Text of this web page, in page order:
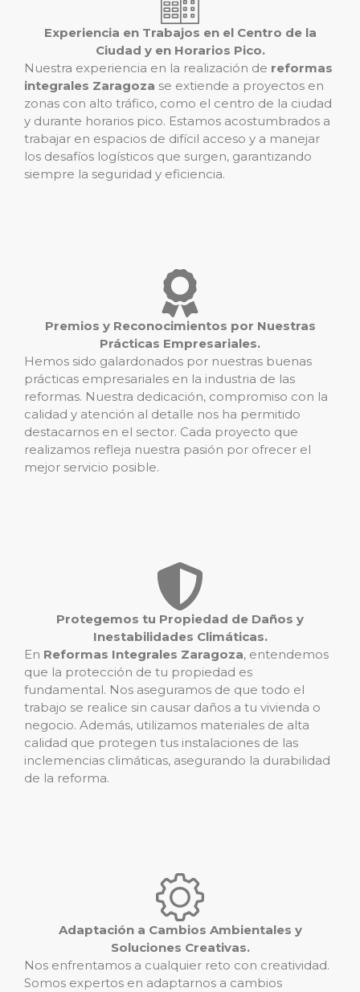
Experiencia en Trabajos en el Centro de la
Ciudad y en Horarios Pico.
Nuestra experiencia en la realización de reformas
integrales Zaragoza se extiende a proyectos en
zonas con alto tráfico, como el centro de la ciudad
y durante horarios pico. Estamos acostumbrados a
trabajar en espacios de difícil acceso y a manejar
los desafíos logísticos que surgen, garantizando
siempre la seguridad y eficiencia.
Premios y Reconocimientos por Nuestras
Prácticas Empresariales.
Hemos sido galardonados por nuestras buenas
prácticas empresariales en la industria de las
reformas. Nuestra dedicación, compromiso con la
calidad y atención al detalle nos ha permitido
destacarnos en el sector. Cada proyecto que
realizamos refleja nuestra pasión por ofrecer el
mejor servicio posible.
Protegemos tu Propiedad de Daños y
Inestabilidades Climáticas.
En Reformas Integrales Zaragoza, entendemos
que la protección de tu propiedad es
fundamental. Nos aseguramos de que todo el
trabajo se realice sin causar daños a tu vivienda o
negocio. Además, utilizamos materiales de alta
calidad que protegen tus instalaciones de las
inclemencias climáticas, asegurando la durabilidad
de la reforma.
Adaptación a Cambios Ambientales y
Soluciones Creativas.
Nos enfrentamos a cualquier reto con creatividad.
Somos expertos en adaptarnos a cambios